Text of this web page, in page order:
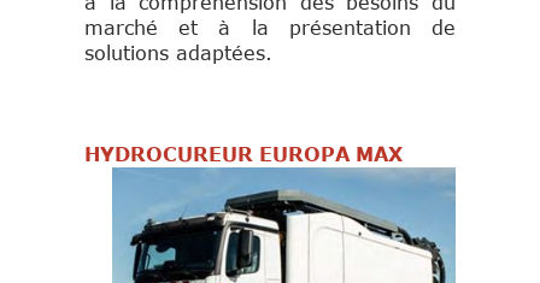
marché et à la présentation de
solutions adaptées.
HYDROCUREUR EUROPA MAX